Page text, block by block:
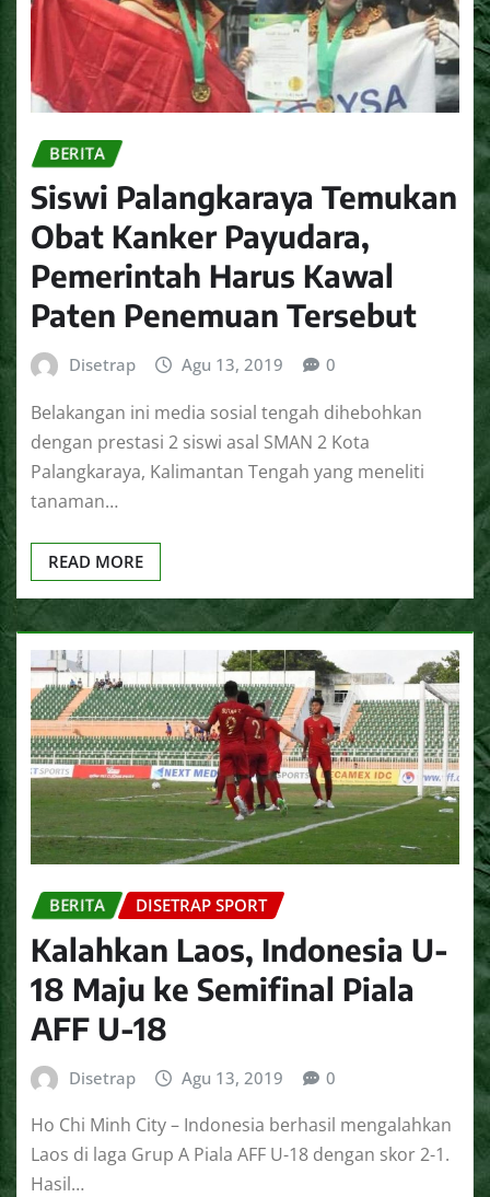
BERITA
Siswi Palangkaraya Temukan
Obat Kanker Payudara,
Pemerintah Harus Kawal
Paten Penemuan Tersebut
Disetrap Agu 13, 2019 0
Belakangan ini media sosial tengah dihebohkan
dengan prestasi 2 siswi asal SMAN 2 Kota
Palangkaraya, Kalimantan Tengah yang meneliti
tanaman…
READ MORE
BERITA DISETRAP SPORT
Kalahkan Laos, Indonesia U-
18 Maju ke Semifinal Piala
AFF U-18
Disetrap Agu 13, 2019 0
Ho Chi Minh City – Indonesia berhasil mengalahkan
Laos di laga Grup A Piala AFF U-18 dengan skor 2-1.
Hasil…